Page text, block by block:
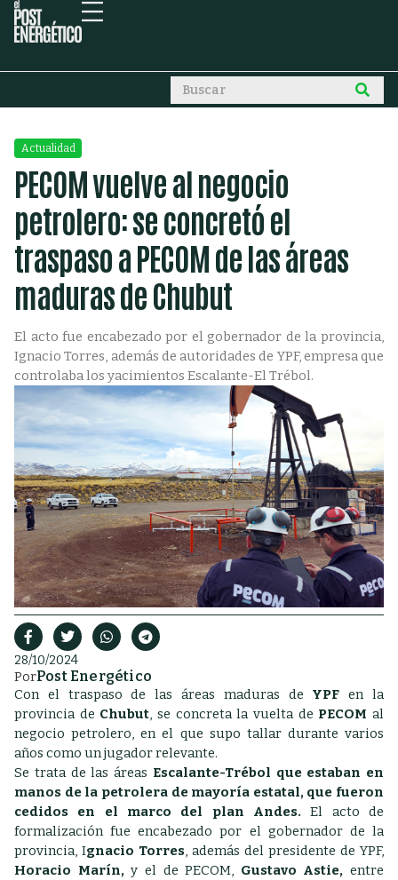
Actualidad
PECOM vuelve al negocio
petrolero: se concretó el
traspaso a PECOM de las áreas
maduras de Chubut
El acto fue encabezado por el gobernador de la provincia,
Ignacio Torres, además de autoridades de YPF, empresa que
controlaba los yacimientos Escalante-El Trébol.
28/10/2024
PorPost Energético
Con el traspaso de las áreas maduras de YPF en la
provincia de Chubut, se concreta la vuelta de PECOM al
negocio petrolero, en el que supo tallar durante varios
años como un jugador relevante.
Se trata de las áreas Escalante-Trébol que estaban en
manos de la petrolera de mayoría estatal, que fueron
cedidos en el marco del plan Andes.El acto de
formalización fue encabezado por el gobernador de la
provincia, Ignacio Torres, además del presidente de YPF,
Horacio Marín,y el de PECOM, Gustavo Astie, entre